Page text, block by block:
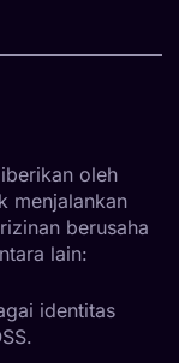
oleh
menjalankan
berusaha
lain:
identitas